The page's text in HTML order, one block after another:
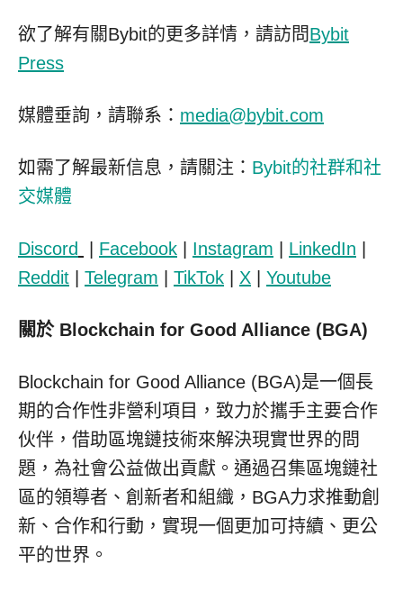
欲了解有關Bybit的更多詳情，請訪問Bybit
Press
媒體垂詢，請聯系： media@bybit.com
如需了解最新信息，請關注： Bybit的社群和社
交媒體
Discord | Facebook | Instagram | LinkedIn |
Reddit | Telegram | TikTok | X | Youtube
關於 Blockchain for Good Alliance (BGA)
Blockchain for Good Alliance (BGA)是一個長
期的合作性非營利項目，致力於攜手主要合作
伙伴，借助區塊鏈技術來解決現實世界的問
題，為社會公益做出貢獻。通過召集區塊鏈社
區的領導者、創新者和組織，BGA力求推動創
新、合作和行動，實現一個更加可持續、更公
平的世界。